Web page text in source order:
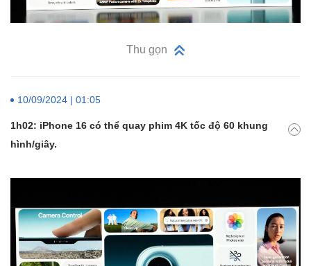
Thu gọn
10/09/2024 | 01:05
1h02: iPhone 16 có thể quay phim 4K tốc độ 60 khung
hình/giây.